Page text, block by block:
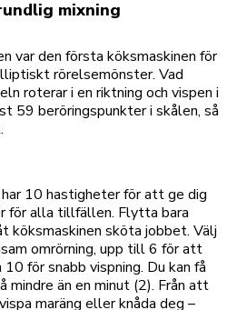
mixning
var den första köksmaskinen för
rörelsemönster. Vad
roterar i en riktning och vispen i
59 beröringspunkter i skålen, så
10 hastigheter för att ge dig
för alla tillfällen. Flytta bara
köksmaskinen sköta jobbet. Välj
omrörning, upp till 6 för att
för snabb vispning. Du kan få
mindre än en minut (2). Från att
maräng eller knåda deg –